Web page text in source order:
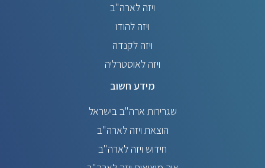
ויזה לארה"ב
ויזה להודו
ויזה לקנדה
ויזה לאוסטרליה
מידע חשוב
שגרירות ארה"ב בישראל
הוצאת ויזה לארה"ב
חידוש ויזה לארה"ב